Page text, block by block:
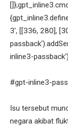
3', [[336, 280],
inline3-
#gpt-inline3-
Isu tersebut
negara akibat